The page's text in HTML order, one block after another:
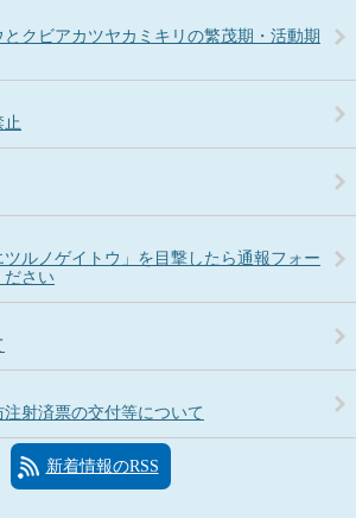
クビアカツヤカミキリの繁茂期・活動期
止
ルノゲイトウ」を目撃したら通報フォー
ださい
射済票の交付等について
新着情報のRSS